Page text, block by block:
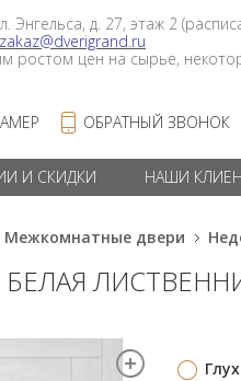
Энгельса, д. 27, этаж 2
zakaz@dverigrand.ru
ростом цен на сырье,
ОБРАТНЫЙ ЗВОНОК
И СКИДКИ НАШИ
Межкомнатные двери
БЕЛАЯ